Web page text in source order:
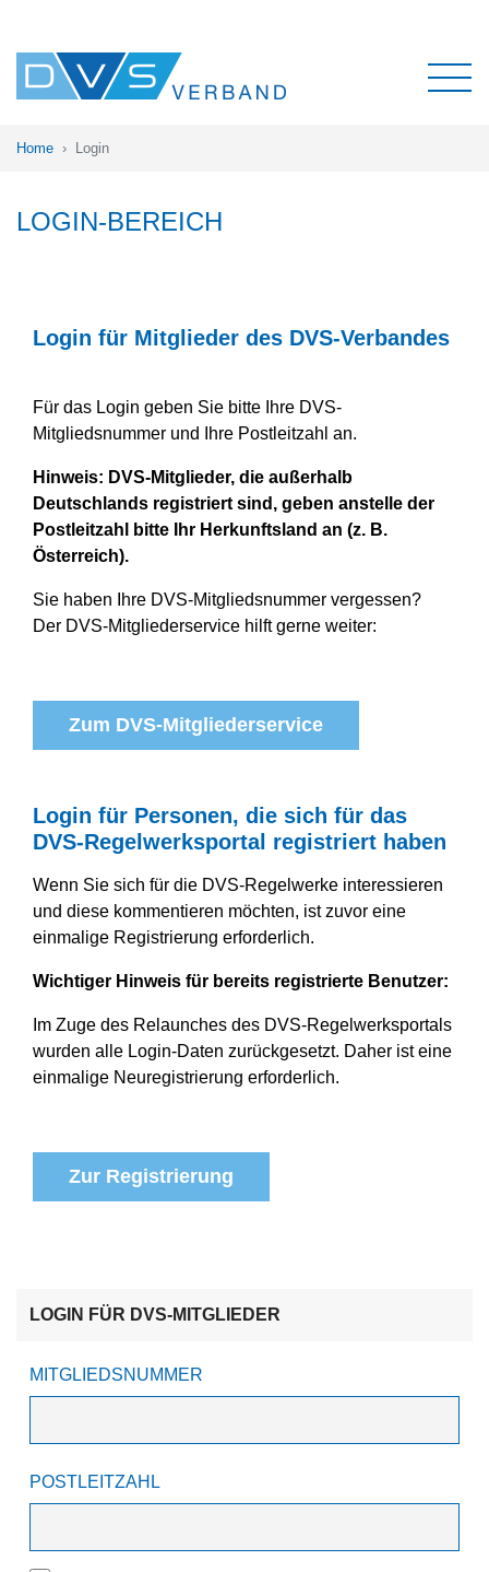
Home Login
LOGIN-BEREICH
Login für Mitglieder des DVS-Verbandes
Für das Login geben Sie bitte Ihre DVS-
Mitgliedsnummer und Ihre Postleitzahl an.
Hinweis: DVS-Mitglieder, die außerhalb
Deutschlands registriert sind, geben anstelle der
Postleitzahl bitte Ihr Herkunftsland an (z. B.
Österreich).
Sie haben Ihre DVS-Mitgliedsnummer vergessen?
Der DVS-Mitgliederservice hilft gerne weiter:
Zum DVS-Mitgliederservice
Login für Personen, die sich für das
DVS-Regelwerksportal registriert haben
Wenn Sie sich für die DVS-Regelwerke interessieren
und diese kommentieren möchten, ist zuvor eine
einmalige Registrierung erforderlich.
Wichtiger Hinweis für bereits registrierte Benutzer:
Im Zuge des Relaunches des DVS-Regelwerksportals
wurden alle Login-Daten zurückgesetzt. Daher ist eine
einmalige Neuregistrierung erforderlich.
Zur Registrierung
LOGIN FÜR DVS-MITGLIEDER
MITGLIEDSNUMMER
POSTLEITZAHL